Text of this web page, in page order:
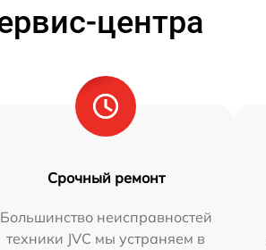
центра
Срочный ремонт
Большинство неисправностей
техники JVC мы устраняем в